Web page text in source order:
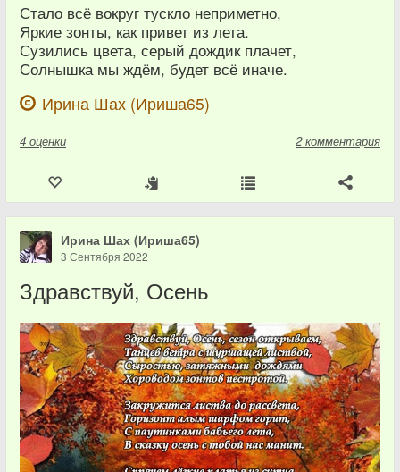
Стало всё вокруг тускло неприметно,
Яркие зонты, как привет из лета.
Сузились цвета, серый дождик плачет,
Солнышка мы ждём, будет всё иначе.
Ирина Шах (Ириша65)
4 оценки 2 комментария
Ирина Шах (Ириша65)
3 Сентября 2022
Здравствуй, Осень